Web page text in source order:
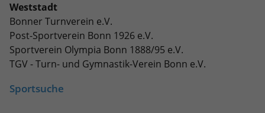
Weststadt
Bonner Turnverein e.V.
Post-Sportverein Bonn 1926 e.V.
Sportverein Olympia Bonn 1888/95 e.V.
TGV - Turn- und Gymnastik-Verein Bonn e.V.
Sportsuche